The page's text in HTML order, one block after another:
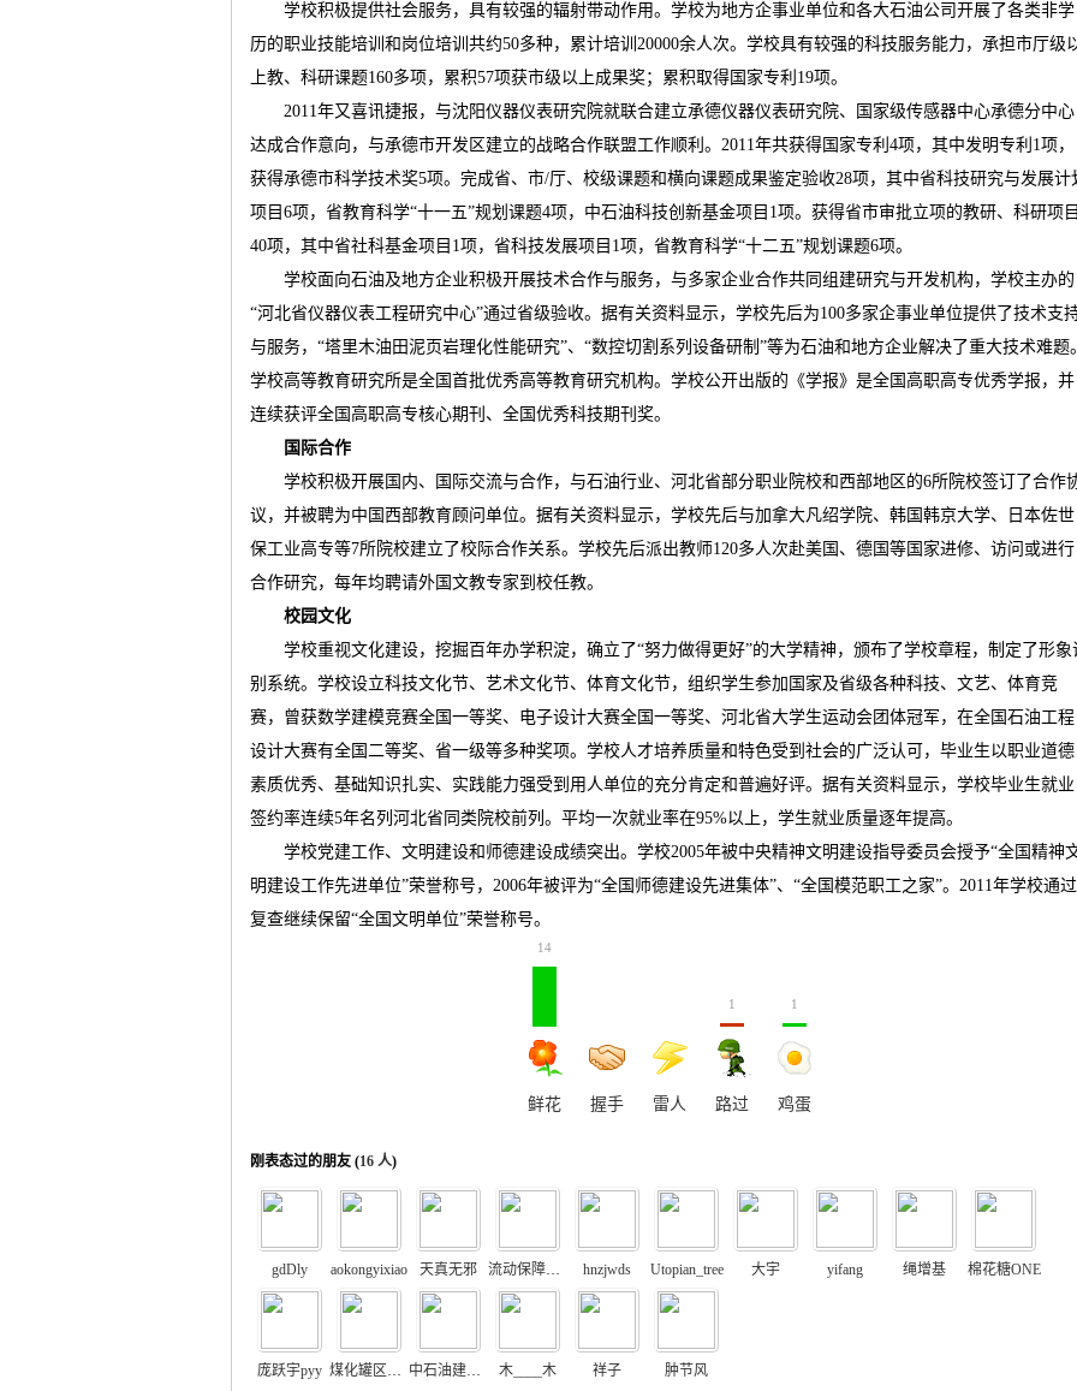
学校积极提供社会服务，具有较强的辐射带动作用。学校为地方企事业单位和各大石油公司开展了各类非学
历的职业技能培训和岗位培训共约50多种，累计培训 20000余人次。学校具有较强的科技服务能力，承担市厅级
上教、科研课题160多项，累积57项获市级以上成果奖；累积取得国家专利 19项。
2011年又喜讯捷报，与沈阳仪器仪表研究院就联合建立承德仪器仪表研究院、国家级传感器中心承德分中心
达成合作意向，与承德市开发区建立的战略合作联盟工作顺利。 2011年共获得国家专利 4项，其中发明专利 1项，
获得承德市科学技术奖5项。完成省、市/厅、校级课题和横向课题成果鉴定验收28项，其中省科技研究与发展计
项目 6项，省教育科学“十一五”规划课题4项，中石油科技创新基金项目 1项。获得省市审批立项的教研、科研项目
40项，其中省社科基金项目 1项，省科技发展项目 1项，省教育科学“十二五”规划课题6项。
学校面向石油及地方企业积极开展技术合作与服务，与多家企业合作共同组建研究与开发机构，学校主办的
“河北省仪器仪表工程研究中心”通过省级验收。据有关资料显示，学校先后为100多家企事业单位提供了技术支
与服务， “塔里木油田泥页岩理化性能研究”、 “数控切割系列设备研制 ”等为石油和地方企业解决了重大技术难题。
学校高等教育研究所是全国首批优秀高等教育研究机构。学校公开出版的《学报》是全国高职高专优秀学报，并
连续获评全国高职高专核心期刊、全国优秀科技期刊奖。
国际合作
学校积极开展国内、国际交流与合作，与石油行业、河北省部分职业院校和西部地区的6所院校签订了合作
议，并被聘为中国西部教育顾问单位。据有关资料显示，学校先后与加拿大凡绍学院、韩国韩京大学、日本佐世
保工业高专等7所院校建立了校际合作关系。学校先后派出教师120多人次赴美国、德国等国家进修、访问或进行
合作研究，每年均聘请外国文教专家到校任教。
校园文化
学校重视文化建设，挖掘百年办学积淀，确立了“努力做得更好”的大学精神，颁布了学校章程，制定了形象
别系统。学校设立科技文化节、艺术文化节、体育文化节，组织学生参加国家及省级各种科技、文艺、体育竞
赛，曾获数学建模竞赛全国一等奖、电子设计大赛全国一等奖、河北省大学生运动会团体冠军，在全国石油工程
设计大赛有全国二等奖、省一级等多种奖项。学校人才培养质量和特色受到社会的广泛认可，毕业生以职业道德
素质优秀、基础知识扎实、实践能力强受到用人单位的充分肯定和普遍好评。据有关资料显示，学校毕业生就业
签约率连续5年名列河北省同类院校前列。平均一次就业率在95%以上，学生就业质量逐年提高。
学校党建工作、文明建设和师德建设成绩突出。学校2005年被中央精神文明建设指导委员会授予“全国精神
明建设工作先进单位”荣誉称号， 2006年被评为“全国师德建设先进集体”、 “全国模范职工之家”。 2011年学校通过
复查继续保留“全国文明单位”荣誉称号。
14
鲜花 握手 雷人
1
路过
1
鸡蛋
刚表态过的朋友 (16 人)
gdDly aokongyixiao 天真无邪 流动保障分析 hnzjwds Utopian_tree 大宇 yifang 绳增基 棉花糖ONE
庞跃宇pyy 煤化罐区储运 中石油建设hy 木____木 祥子 肿节风